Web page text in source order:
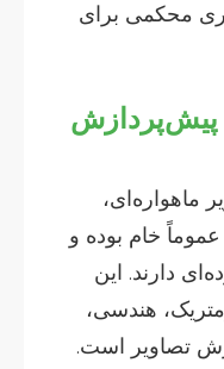
محکمی برای
ماهواره‌ای،
عموماً خام بوده و
دارند. این
هندسی،
تصاویر است.